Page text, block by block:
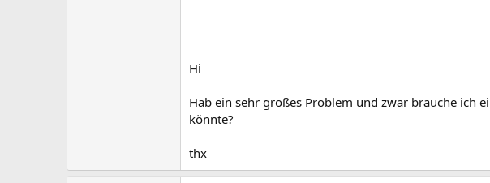
Hi
Hab ein sehr großes Problem und zwar brauche ich
könnte?
thx